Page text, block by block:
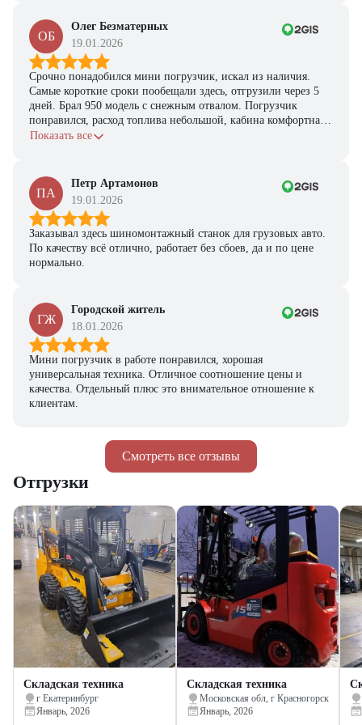
Смотреть все отзывы
ОБ
Олег Безматерных
19.01.2026
Срочно понадобился мини погрузчик, искал из наличия.
Самые короткие сроки пообещали здесь, отгрузили через 5
дней. Брал 950 модель с снежным отвалом. Погрузчик
понравился, расход топлива небольшой, кабина комфортная,
с задачами справляется.
Показать все
ПА
Петр Артамонов
19.01.2026
Заказывал здесь шиномонтажный станок для грузовых авто.
По качеству всё отлично, работает без сбоев, да и по цене
нормально.
ГЖ
Городской житель
18.01.2026
Мини погрузчик в работе понравился, хорошая
универсальная техника. Отличное соотношение цены и
качества. Отдельный плюс это внимательное отношение к
клиентам.
Отгрузки
Складская техника
г Екатеринбург
Январь, 2026
Складская техника
Московская обл, г Красногорск
Январь, 2026